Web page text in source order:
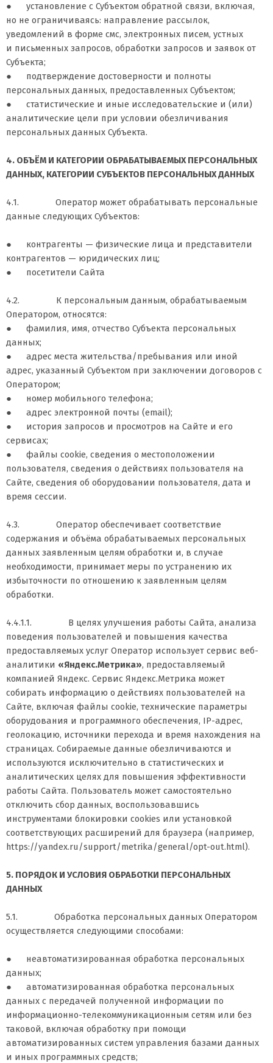
● установление с Субъектом обратной связи, включая,
но не ограничиваясь: направление рассылок,
уведомлений в форме смс, электронных писем, устных
и письменных запросов, обработки запросов и заявок от
Субъекта;
● подтверждение достоверности и полноты
персональных данных, предоставленных Субъектом;
● статистические и иные исследовательские и (или)
аналитические цели при условии обезличивания
персональных данных Субъекта.
4. ОБЪЁМ И КАТЕГОРИИ ОБРАБАТЫВАЕМЫХ ПЕРСОНАЛЬНЫХ
ДАННЫХ, КАТЕГОРИИ СУБЪЕКТОВ ПЕРСОНАЛЬНЫХ ДАННЫХ
4.1. Оператор может обрабатывать персональные
данные следующих Субъектов:
● контрагенты — физические лица и представители
контрагентов — юридических лиц;
● посетители Сайта
4.2. К персональным данным, обрабатываемым
Оператором, относятся:
● фамилия, имя, отчество Субъекта персональных
данных;
● адрес места жительства/пребывания или иной
адрес, указанный Субъектом при заключении договоров с
Оператором;
● номер мобильного телефона;
● адрес электронной почты (email);
● история запросов и просмотров на Сайте и его
сервисах;
● файлы cookie, сведения о местоположении
пользователя, сведения о действиях пользователя на
Сайте, сведения об оборудовании пользователя, дата и
время сессии.
4.3. Оператор обеспечивает соответствие
содержания и объёма обрабатываемых персональных
данных заявленным целям обработки и, в случае
необходимости, принимает меры по устранению их
избыточности по отношению к заявленным целям
обработки.
4.4.1.1. В целях улучшения работы Сайта, анализа
поведения пользователей и повышения качества
предоставляемых услуг Оператор использует сервис веб-
аналитики «Яндекс.Метрика», предоставляемый
компанией Яндекс. Сервис Яндекс.Метрика может
собирать информацию о действиях пользователей на
Сайте, включая файлы cookie, технические параметры
оборудования и программного обеспечения, IP-адрес,
геолокацию, источники перехода и время нахождения на
страницах. Собираемые данные обезличиваются и
используются исключительно в статистических и
аналитических целях для повышения эффективности
работы Сайта. Пользователь может самостоятельно
отключить сбор данных, воспользовавшись
инструментами блокировки cookies или установкой
соответствующих расширений для браузера (например,
https://yandex.ru/support/metrika/general/opt-out.html).
5. ПОРЯДОК И УСЛОВИЯ ОБРАБОТКИ ПЕРСОНАЛЬНЫХ
ДАННЫХ
5.1. Обработка персональных данных Оператором
осуществляется следующими способами:
● неавтоматизированная обработка персональных
данных;
● автоматизированная обработка персональных
данных с передачей полученной информации по
информационно-телекоммуникационным сетям или без
таковой, включая обработку при помощи
автоматизированных систем управления базами данных
и иных программных средств;